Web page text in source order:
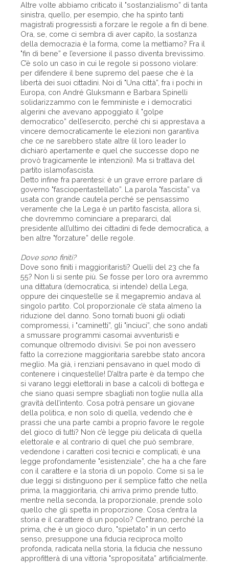
Altre volte abbiamo criticato il "sostanzialismo” di tanta
sinistra, quello, per esempio, che ha spinto tanti
magistrati progressisti a forzare le regole a fin di bene.
Ora, se, come ci sembra di aver capito, la sostanza
della democrazia è la forma, come la mettiamo? Fra il
"fin di bene” e l’eversione il passo diventa brevissimo.
C’è solo un caso in cui le regole si possono violare:
per difendere il bene supremo del paese che è la
libertà dei suoi cittadini. Noi di "Una città”, fra i pochi in
Europa, con André Gluksmann e Barbara Spinelli
solidarizzammo con le femministe e i democratici
algerini che avevano appoggiato il "golpe
democratico” dell’esercito, perché chi si apprestava a
vincere democraticamente le elezioni non garantiva
che ce ne sarebbero state altre (il loro leader lo
dichiarò apertamente e quel che successe dopo ne
provò tragicamente le intenzioni). Ma si trattava del
partito islamofascista.
Detto infine fra parentesi: è un grave errore parlare di
governo "fasciopentastellato”. La parola "fascista” va
usata con grande cautela perché se pensassimo
veramente che la Lega è un partito fascista, allora sì,
che dovremmo cominciare a prepararci, dal
presidente all’ultimo dei cittadini di fede democratica, a
ben altre "forzature” delle regole.
Dove sono finiti?
Dove sono finiti i maggioritaristi? Quelli del 23 che fa
55? Non li si sente più. Se fosse per loro ora avremmo
una dittatura (democratica, si intende) della Lega,
oppure dei cinquestelle se il megapremio andava al
singolo partito. Col proporzionale c’è stata almeno la
riduzione del danno. Sono tornati buoni gli odiati
compromessi, i "caminetti”, gli "inciuci”, che sono andati
a smussare programmi casomai avventuristi e
comunque oltremodo divisivi. Se poi non avessero
fatto la correzione maggioritaria sarebbe stato ancora
meglio. Ma già, i renziani pensavano in quel modo di
contenere i cinquestelle! D’altra parte è da tempo che
si varano leggi elettorali in base a calcoli di bottega e
che siano quasi sempre sbagliati non toglie nulla alla
gravità dell’intento. Cosa potrà pensare un giovane
della politica, e non solo di quella, vedendo che è
prassi che una parte cambi a proprio favore le regole
del gioco di tutti? Non c’è legge più delicata di quella
elettorale e al contrario di quel che può sembrare,
vedendone i caratteri così tecnici e complicati, è una
legge profondamente "esistenziale”, che ha a che fare
con il carattere e la storia di un popolo. Come si sa le
due leggi si distinguono per il semplice fatto che nella
prima, la maggioritaria, chi arriva primo prende tutto,
mentre nella seconda, la proporzionale, prende solo
quello che gli spetta in proporzione. Cosa c’entra la
storia e il carattere di un popolo? C’entrano, perché la
prima, che è un gioco duro, "spietato” in un certo
senso, presuppone una fiducia reciproca molto
profonda, radicata nella storia, la fiducia che nessuno
approfitterà di una vittoria "spropositata” artificialmente.